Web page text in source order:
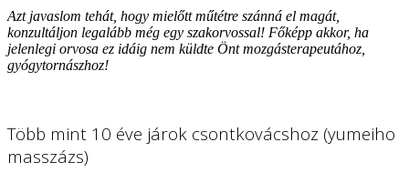
Azt javaslom tehát, hogy mielőtt műtétre szánná el magát,
konzultáljon legalább még egy szakorvossal! Főképp akkor, ha
jelenlegi orvosa ez idáig nem küldte Önt mozgásterapeutához,
gyógytornászhoz!
Több mint 10 éve járok csontkovácshoz (yumeiho
masszázs)